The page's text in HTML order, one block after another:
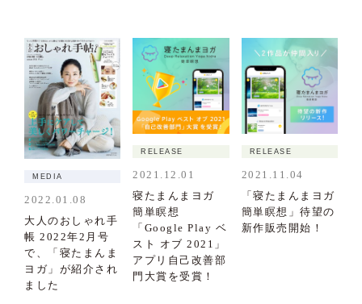
MEDIA
2022.01.08
大人のおしゃれ手
帳 2022年2月号
で、「寝たまんま
ヨガ」が紹介され
ました
RELEASE
2021.12.01
寝たまんまヨガ
簡単瞑想
「Google Play ベ
スト オブ 2021」
アプリ自己改善部
門大賞を受賞！
RELEASE
2021.11.04
「寝たまんまヨガ
簡単瞑想」待望の
新作販売開始！